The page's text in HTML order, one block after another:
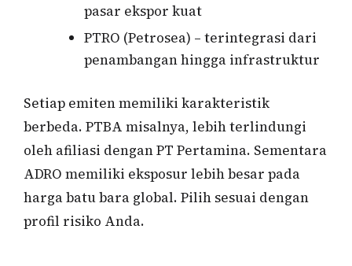
pasar ekspor kuat
PTRO (Petrosea) – terintegrasi dari
penambangan hingga infrastruktur
Setiap emiten memiliki karakteristik
berbeda. PTBA misalnya, lebih terlindungi
oleh afiliasi dengan PT Pertamina. Sementara
ADRO memiliki eksposur lebih besar pada
harga batu bara global. Pilih sesuai dengan
profil risiko Anda.